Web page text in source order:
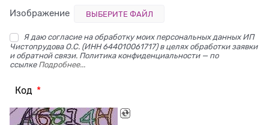
Изображение ВЫБЕРИТЕ ФАЙЛ
Я даю согласие на обработку моих персональных данных ИП
Чистопрудова О.С. (ИНН 644010061717) в целях обработки заявки
и обратной связи. Политика конфиденциальности — по
ссылке Подробнее...
Код